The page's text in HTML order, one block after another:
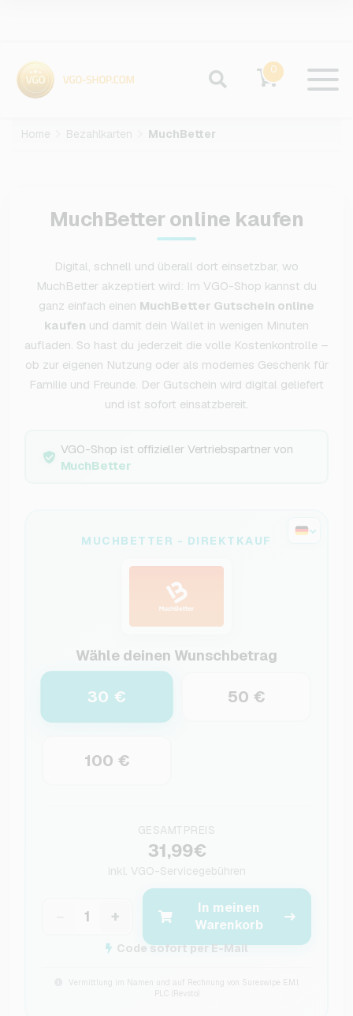
0
Home Bezahlkarten MuchBetter
MuchBetter online kaufen
Digital, schnell und überall dort einsetzbar, wo
MuchBetter akzeptiert wird: Im VGO-Shop kannst du
ganz einfach einen MuchBetter Gutschein online
kaufen und damit dein Wallet in wenigen Minuten
aufladen. So hast du jederzeit die volle Kostenkontrolle –
ob zur eigenen Nutzung oder als modernes Geschenk für
Familie und Freunde. Der Gutschein wird digital geliefert
und ist sofort einsatzbereit.
VGO-Shop ist offizieller Vertriebspartner von
MuchBetter
MUCHBETTER - DIREKTKAUF
Wähle deinen Wunschbetrag
30 € 50 €
100 €
GESAMTPREIS
31,99€
inkl. VGO-Servicegebühren
+
In meinen
Warenkorb
Code sofort per E-Mail
Vermittlung im Namen und auf Rechnung von Sureswipe E.M.I.
PLC (Revsto)